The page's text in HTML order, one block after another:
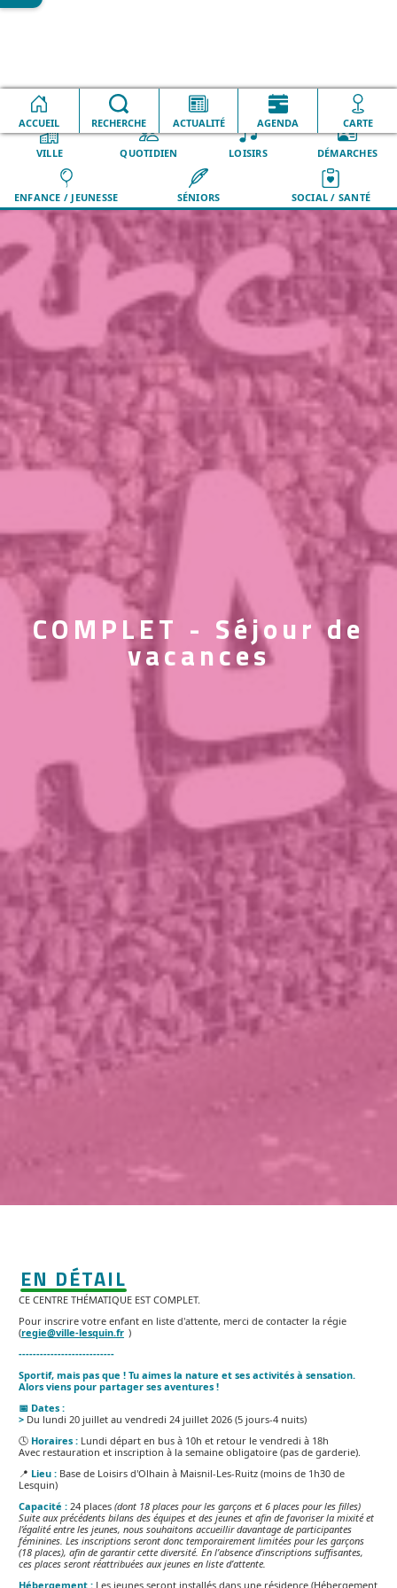
ACCUEIL RECHERCHE ACTUALITÉ AGENDA CARTE
Accueil Centres thématiques COMPLET - Séjour de
vacances
VILLE QUOTIDIEN LOISIRS DÉMARCHES
ENFANCE / JEUNESSE SÉNIORS SOCIAL / SANTÉ
COMPLET - Séjour de
vacances
EN DÉTAIL
CE CENTRE THÉMATIQUE EST COMPLET.
Pour inscrire votre enfant en liste d'attente, merci de contacter la régie
(regie@ville-lesquin.fr )
---------------------------
Sportif, mais pas que ! Tu aimes la nature et ses activités à sensation.
Alors viens pour partager ses aventures !
📅 Dates :
>Du lundi 20 juillet au vendredi 24 juillet 2026 (5 jours-4 nuits)
🕓 Horaires : Lundi départ en bus à 10h et retour le vendredi à 18h
Avec restauration et inscription à la semaine obligatoire (pas de garderie).
📍 Lieu : Base de Loisirs d'Olhain à Maisnil-Les-Ruitz (moins de 1h30 de
Lesquin)
Capacité : 24 places (dont 18 places pour les garçons et 6 places pour les filles)
Suite aux précédents bilans des équipes et des jeunes et afin de favoriser la mixité et
l’égalité entre les jeunes, nous souhaitons accueillir davantage de participantes
féminines. Les inscriptions seront donc temporairement limitées pour les garçons
(18 places), afin de garantir cette diversité. En l’absence d’inscriptions suffisantes,
ces places seront réattribuées aux jeunes en liste d’attente.
Hébergement :Les jeunes seront installés dans une résidence (Hébergement